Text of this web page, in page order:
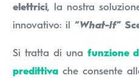
elettrici, la nostra
innovativo: il“What-If”
Si tratta di unafunzione
predittiva che consente